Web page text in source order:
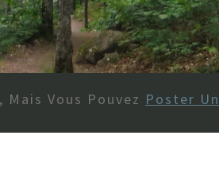
Vous Pouvez Poster